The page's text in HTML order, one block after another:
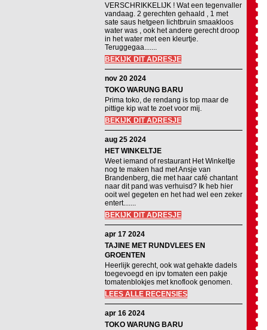
VERSCHRIKKELIJK ! Wat een tegenvaller
vandaag. 2 gerechten gehaald , 1 met
sate saus hetgeen lichtbruin smaakloos
water was , ook het andere gerecht droop
in het water met een kleurtje.
Teruggegaa.......
BEKIJK DIT ADRESJE
nov 20 2024
TOKO WARUNG BARU
Prima toko, de rendang is top maar de
pittige kip wat te zoet voor mij.
BEKIJK DIT ADRESJE
aug 25 2024
HET WINKELTJE
Weet iemand of restaurant Het Winkeltje
nog te maken had met Ansje van
Brandenberg, die met haar café chantant
naar dit pand was verhuisd? Ik heb hier
ooit wel gegeten en het had wel een zeker
entert.......
BEKIJK DIT ADRESJE
apr 17 2024
TAJINE MET RUNDVLEES EN
GROENTEN
Heerlijk gerecht, ook wat gehakte dadels
toegevoegd en ipv tomaten een pakje
tomatenblokjes met knoflook genomen.
LEES ALLE RECENSIES
apr 16 2024
TOKO WARUNG BARU